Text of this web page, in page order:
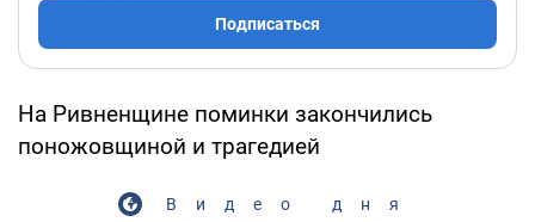
Подписаться
На Ривненщине поминки закончились
поножовщиной и трагедией
Видео дня